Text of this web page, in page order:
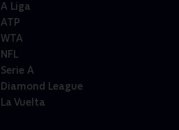
A Liga
ATP
WTA
NFL
Serie A
Diamond League
La Vuelta